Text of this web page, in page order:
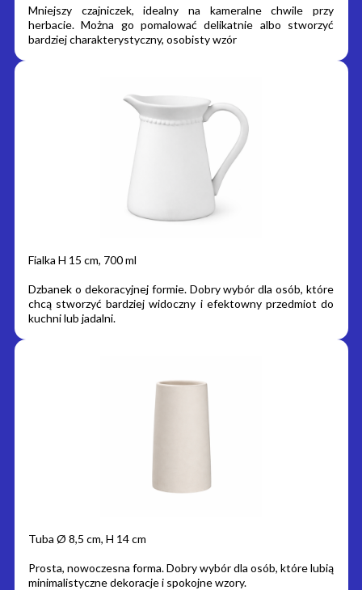
Mniejszy czajniczek, idealny na kameralne chwile przy
herbacie. Można go pomalować delikatnie albo stworzyć
bardziej charakterystyczny, osobisty wzór
Fialka H 15 cm, 700 ml
Dzbanek o dekoracyjnej formie. Dobry wybór dla osób, które
chcą stworzyć bardziej widoczny i efektowny przedmiot do
kuchni lub jadalni.
Tuba Ø 8,5 cm, H 14 cm
Prosta, nowoczesna forma. Dobry wybór dla osób, które lubią
minimalistyczne dekoracje i spokojne wzory.